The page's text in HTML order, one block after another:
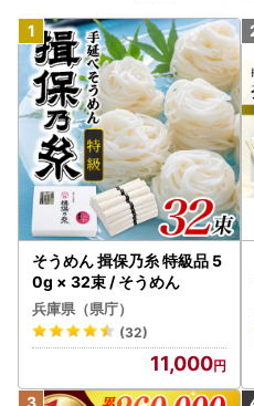
そうめん 揖保乃糸 特級品 5
0g × 32束 / そうめん
兵庫県（県庁）
(32)
11,000